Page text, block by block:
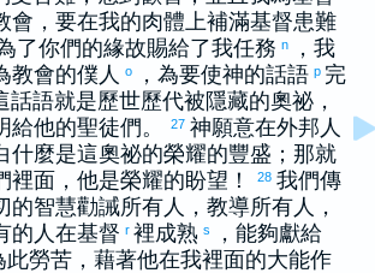
會，要在我的肉體上補滿基督患難
了你們的緣故賜給了我任務 n
，我
教會的僕人
o ，為要使神的話語 p 完
話語就是歷世歷代被隱藏的奧祕，
給他的聖徒們。
27 神願意在外邦人
什麼是這奧祕的榮耀的豐盛；那就
裡面，他是榮耀的盼望！
28 我們傳
的智慧勸誡所有人，教導所有人，
的人在基督 r 裡成熟 s
，能夠獻給
此勞苦，藉著他在我裡面的大能作